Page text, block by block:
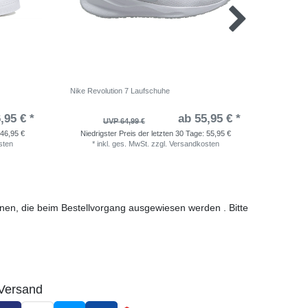
€ *
46,95 €
Nike Revolution 7 Laufschuhe
UVP 64,99 € ab 55,95 € *
Niedrigster Preis der letzten 30 Tage: 55,95 €
* inkl. ges. MwSt. zzgl. Versandkosten
die beim Bestellvorgang ausgewiesen werden . Bitte